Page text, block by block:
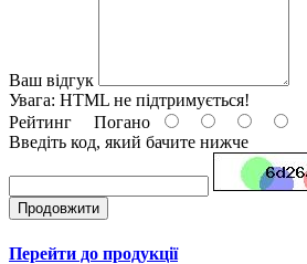
Ваш відгук
Увага: HTML не підтримується!
Рейтинг Погано
Введіть код, який бачите нижче
Продовжити
Перейти до продукції